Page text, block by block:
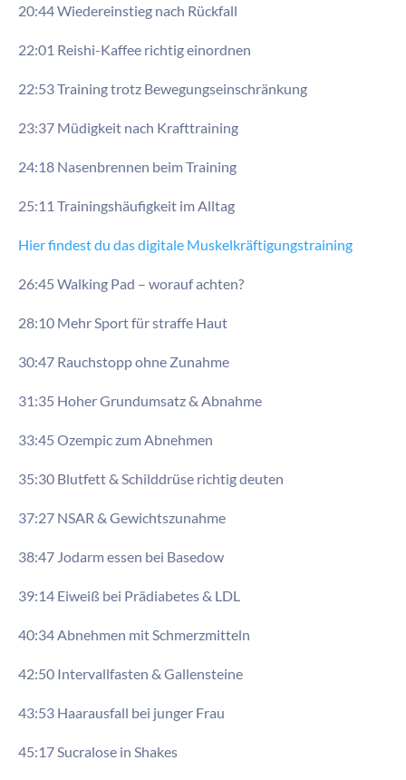
20:44 Wiedereinstieg nach Rückfall
22:01 Reishi-Kaffee richtig einordnen
22:53 Training trotz Bewegungseinschränkung
23:37 Müdigkeit nach Krafttraining
24:18 Nasenbrennen beim Training
25:11 Trainingshäufigkeit im Alltag
Hier findest du das digitale Muskelkräftigungstraining
26:45 Walking Pad – worauf achten?
28:10 Mehr Sport für straffe Haut
30:47 Rauchstopp ohne Zunahme
31:35 Hoher Grundumsatz & Abnahme
33:45 Ozempic zum Abnehmen
35:30 Blutfett & Schilddrüse richtig deuten
37:27 NSAR & Gewichtszunahme
38:47 Jodarm essen bei Basedow
39:14 Eiweiß bei Prädiabetes & LDL
40:34 Abnehmen mit Schmerzmitteln
42:50 Intervallfasten & Gallensteine
43:53 Haarausfall bei junger Frau
45:17 Sucralose in Shakes